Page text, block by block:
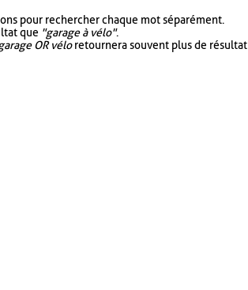
pour rechercher chaque mot séparément.
que "garage à vélo".
OR véloretournera souvent plus de résultat